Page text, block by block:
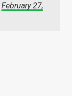
February 27,